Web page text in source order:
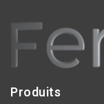
Produits